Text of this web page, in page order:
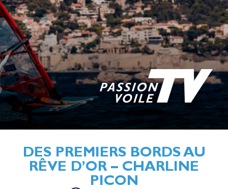
DES PREMIERS BORDS AU
RÊVE D’OR – CHARLINE
PICON